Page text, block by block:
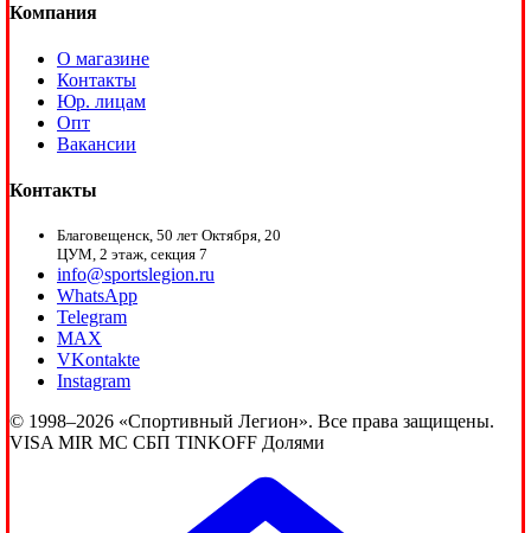
Компания
О магазине
Контакты
Юр. лицам
Опт
Вакансии
Контакты
Благовещенск, 50 лет Октября, 20
ЦУМ, 2 этаж, секция 7
info@sportslegion.ru
WhatsApp
Telegram
MAX
VKontakte
Instagram
© 1998–2026 «Спортивный Легион». Все права защищены.
VISA MIR MC СБП TINKOFF Долями